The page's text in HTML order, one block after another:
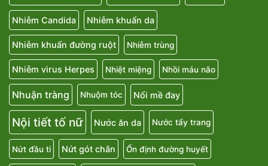
Nhiễm Candida Nhiễm khuẩn da
Nhiễm khuẩn đường ruột Nhiễm trùng
Nhiễm virus Herpes Nhiệt miệng Nhồi máu não
Nhuận tràng Nhuộm tóc Nổi mề đay
Nội tiết tố nữ Nước ăn da Nước tẩy trang
Nứt đầu ti Nứt gót chân Ổn định đường huyết